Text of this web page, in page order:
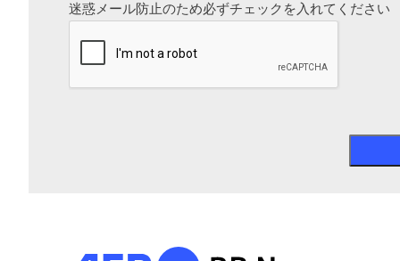
迷惑メール防止のため必ずチェックを入れてください